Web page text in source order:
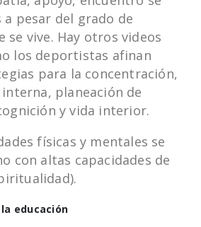
a pesar del grado de
se vive. Hay otros videos
los deportistas afinan
para la concentración,
planeación de
y vida interior.
físicas y mentales se
con altas capacidades de
educación